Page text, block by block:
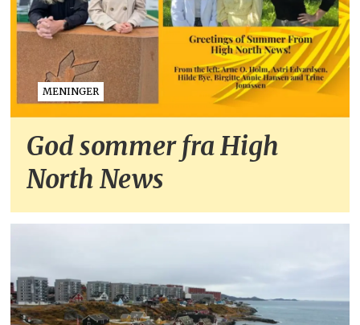
MENINGER
God sommer fra High
North News